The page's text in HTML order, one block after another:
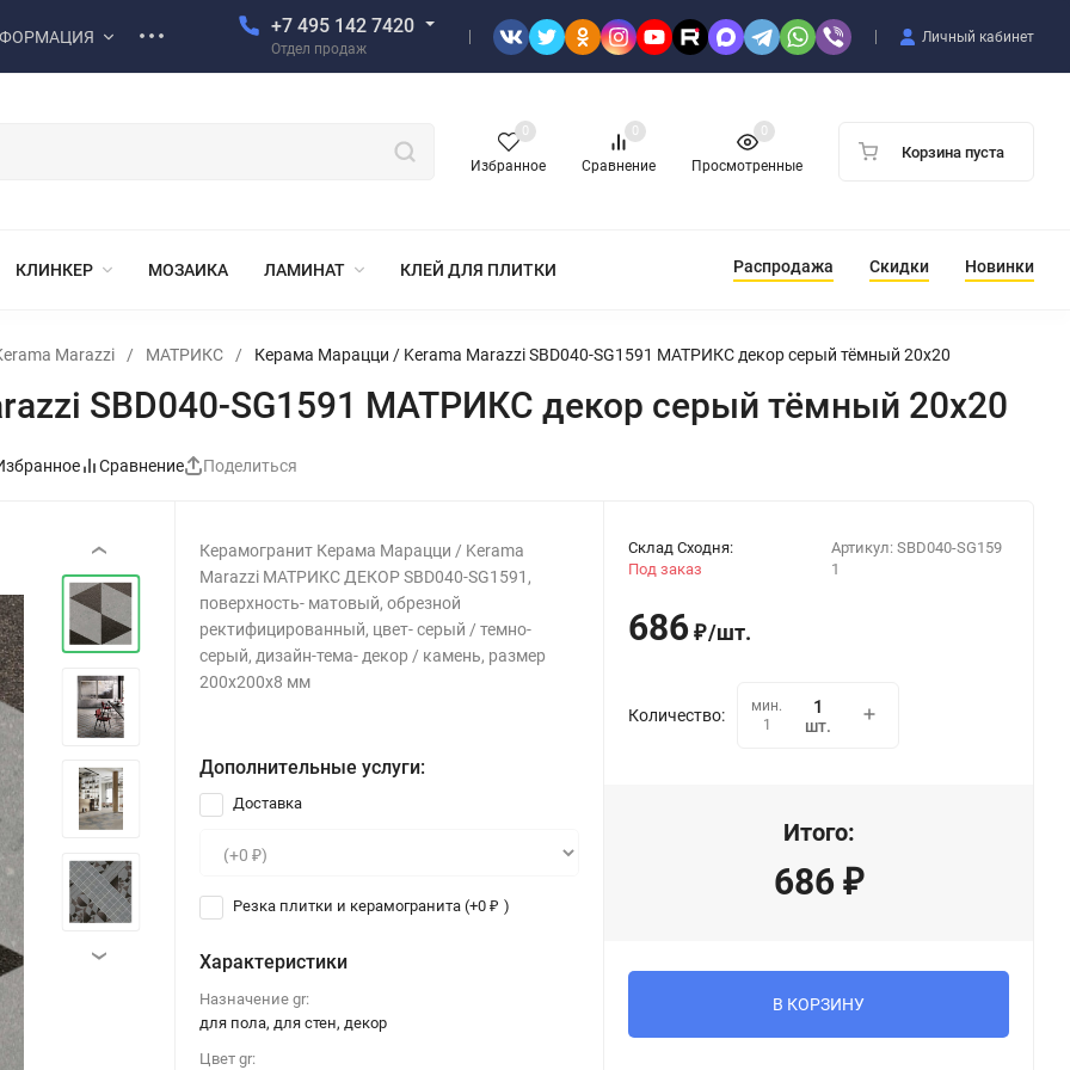
+7 495 142 7420
Отдел продаж
Личный кабинет
Избранное
0
Сравнение
0
Просмотренные
0
Корзина пуста
КЛИНКЕР МОЗАИКА ЛАМИНАТ КЛЕЙ ДЛЯ ПЛИТКИ Распродажа Скидки Новинки
Marazzi / МАТРИКС / Керама Марацци / Kerama Marazzi SBD040-SG1591 МАТРИКС декор серый тёмный 20x20
SBD040-SG1591 МАТРИКС декор серый тёмный 20x20
Сравнение Поделиться
‹
›
Керамогранит Керама Марацци / Kerama
Marazzi МАТРИКС ДЕКОР SBD040-SG1591,
поверхность- матовый, обрезной
ректифицированный, цвет- серый / темно-
серый, дизайн-тема- декор / камень, размер
200x200х8 мм
Дополнительные услуги:
Доставка
Резка плитки и керамогранита (+0₽ )
Характеристики
Назначение gr:
для пола, для стен, декор
Цвет gr:
Артикул: SBD040-SG159
1
Склад Сходня:
Под заказ
686 ₽/шт.
Количество:
мин.
1
шт.
Итого:
686 ₽
В КОРЗИНУ